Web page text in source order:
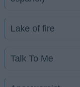
Lake of fire
Talk To Me